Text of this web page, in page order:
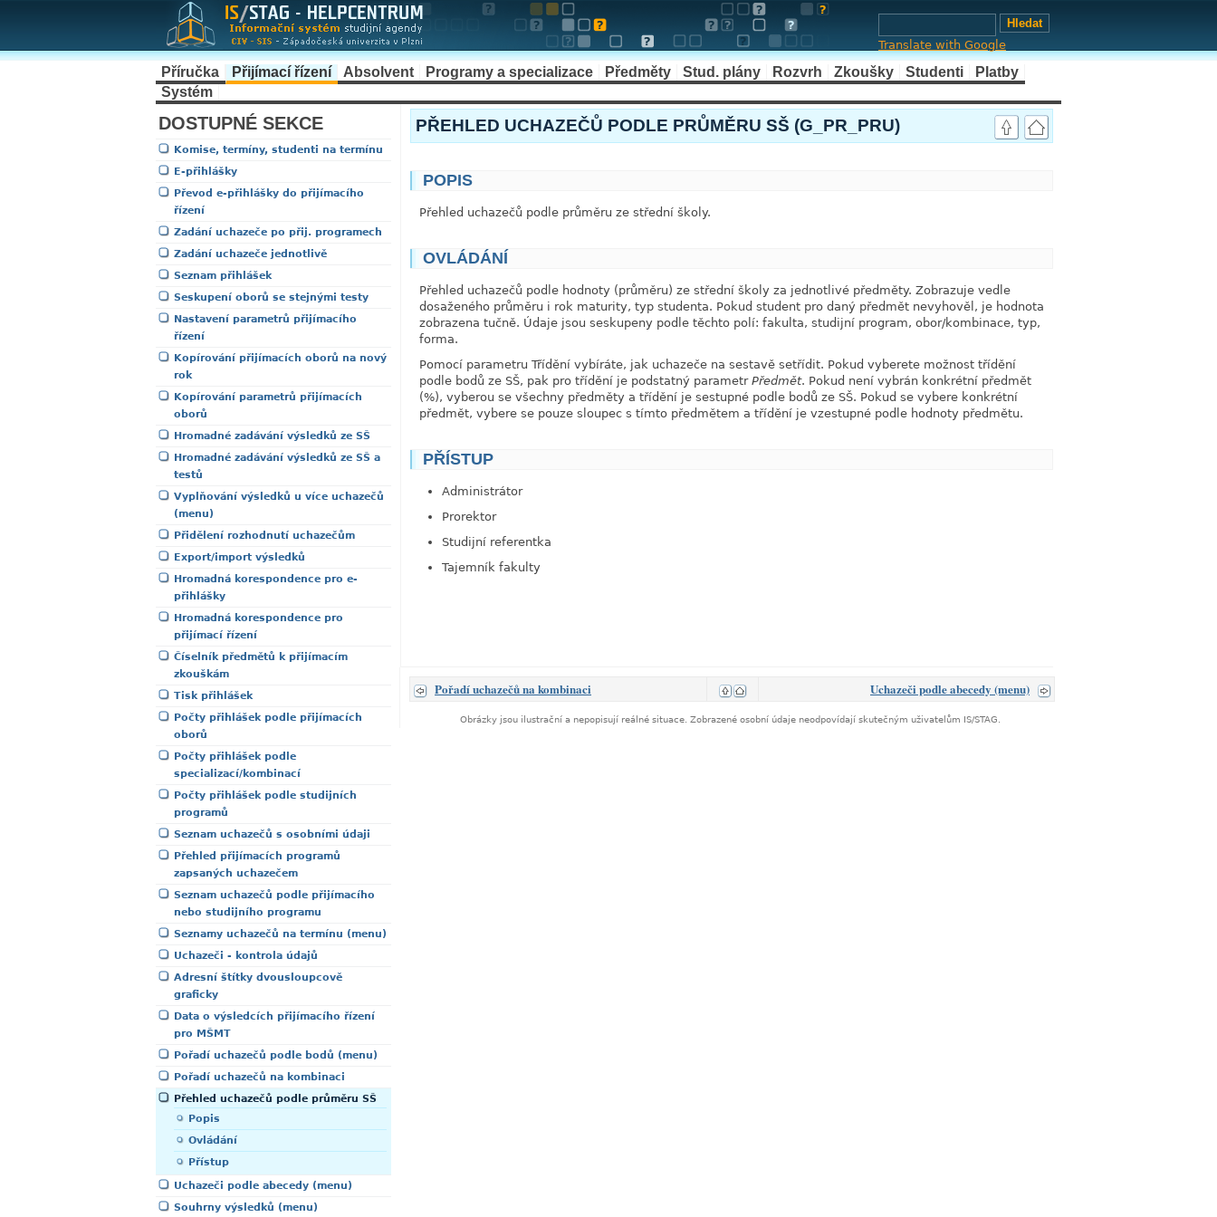
Translate with Google
Příručka Přijímací řízení Absolvent Programy a specializace Předměty Stud. plány Rozvrh Zkoušky Studenti
Platby
Systém
DOSTUPNÉ SEKCE
Komise, termíny, studenti na termínu
E-přihlášky
Převod e-přihlášky do přijímacího
řízení
Zadání uchazeče po přij. programech
Zadání uchazeče jednotlivě
Seznam přihlášek
Seskupení oborů se stejnými testy
Nastavení parametrů přijímacího
řízení
Kopírování přijímacích oborů na nový
rok
Kopírování parametrů přijímacích
oborů
Hromadné zadávání výsledků ze SŠ
Hromadné zadávání výsledků ze SŠ a
testů
Vyplňování výsledků u více uchazečů
(menu)
Přidělení rozhodnutí uchazečům
Export/import výsledků
Hromadná korespondence pro e-
přihlášky
Hromadná korespondence pro
přijímací řízení
Číselník předmětů k přijímacím
zkouškám
Tisk přihlášek
Počty přihlášek podle přijímacích
oborů
Počty přihlášek podle
specializací/kombinací
Počty přihlášek podle studijních
programů
Seznam uchazečů s osobními údaji
Přehled přijímacích programů
zapsaných uchazečem
Seznam uchazečů podle přijímacího
nebo studijního programu
Seznamy uchazečů na termínu (menu)
Uchazeči - kontrola údajů
Adresní štítky dvousloupcově
graficky
Data o výsledcích přijímacího řízení
pro MŠMT
Pořadí uchazečů podle bodů (menu)
Pořadí uchazečů na kombinaci
Přehled uchazečů podle průměru SŠ
Popis
Ovládání
Přístup
Uchazeči podle abecedy (menu)
Souhrny výsledků (menu)
PŘEHLED UCHAZEČŮ PODLE PRŮMĚRU SŠ (G_PR_PRU)
POPIS
Přehled uchazečů podle průměru ze střední školy.
OVLÁDÁNÍ
Přehled uchazečů podle hodnoty (průměru) ze střední školy za jednotlivé předměty. Zobrazuje vedle
dosaženého průměru i rok maturity, typ studenta. Pokud student pro daný předmět nevyhověl, je hodnota
zobrazena tučně. Údaje jsou seskupeny podle těchto polí: fakulta, studijní program, obor/kombinace, typ,
forma.
Pomocí parametru Třídění vybíráte, jak uchazeče na sestavě setřídit. Pokud vyberete možnost třídění
podle bodů ze SŠ, pak pro třídění je podstatný parametr Předmět. Pokud není vybrán konkrétní předmět
(%), vyberou se všechny předměty a třídění je sestupné podle bodů ze SŠ. Pokud se vybere konkrétní
předmět, vybere se pouze sloupec s tímto předmětem a třídění je vzestupné podle hodnoty předmětu.
PŘÍSTUP
Administrátor
Prorektor
Studijní referentka
Tajemník fakulty
Pořadí uchazečů na kombinaci Uchazeči podle abecedy (menu)
Obrázky jsou ilustrační a nepopisují reálné situace. Zobrazené osobní údaje neodpovídají skutečným uživatelům IS/STAG.